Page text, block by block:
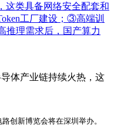
这类具备网络安全配套和
工厂建设；③高端训
推理需求后，国产算力
体产业链持续火热，这
新博览会将在深圳举办。